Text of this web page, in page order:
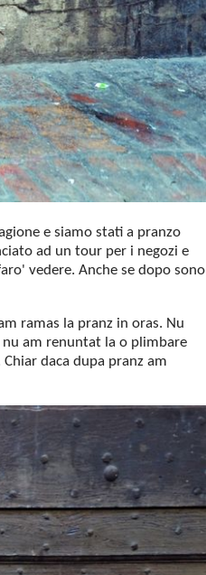
e siamo stati a pranzo
ad un tour per i negozi e
vedere. Anche se dopo sono
ramas la pranz in oras. Nu
am renuntat la o plimbare
daca dupa pranz am